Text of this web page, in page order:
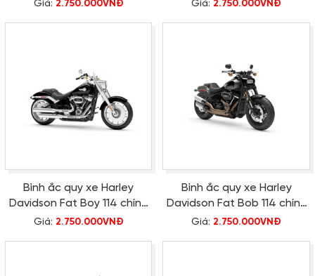
Giá: 2.750.000VNĐ Giá: 2.750.000VNĐ
Bình ắc quy xe Harley
Davidson Fat Boy 114 chính
hãng
Giá: 2.750.000VNĐ
Bình ắc quy xe Harley
Davidson Fat Bob 114 chính
hãng
Giá: 2.750.000VNĐ